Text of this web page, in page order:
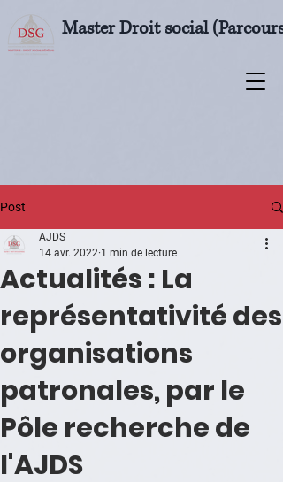
Master Droit social
Post
Actualités : La
représentativité des
organisations
patronales, par le
Pôle recherche de
l'AJDS
AJDS
14 avr. 2022 1 min de lecture